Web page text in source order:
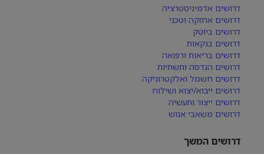
דרושים אדמיניסטרציה
דרושים אחזקה וטכני
דרושים ביוטק
דרושים בנקאות
דרושים בריאות ורפואה
דרושים הנדסה ותשתיות
דרושים חשמל ואלקטרוניקה
דרושים ייבוא/יצוא ושילוח
דרושים ייצור ותעשיה
דרושים משאבי אנוש
דרושים המשך